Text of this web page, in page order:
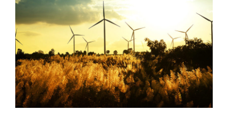
HAMBURG WIND ENERGY PLANT
Energy / System